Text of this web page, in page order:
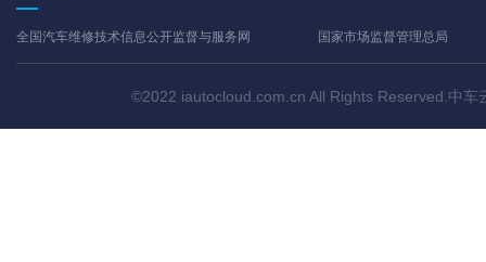
全国汽车维修技术信息公开监督与服务网 国家市场监督管理总局
©2022 iautocloud.com.cn All Rights Reserved.中